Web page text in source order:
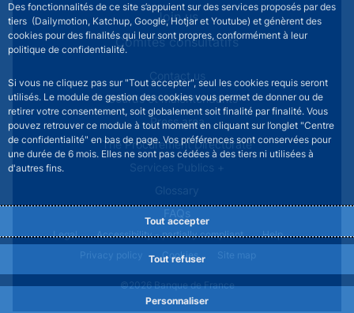
Des fonctionnalités de ce site s’appuient sur des services proposés par des
tiers (Dailymotion, Katchup, Google, Hotjar et Youtube) et génèrent des
cookies pour des finalités qui leur sont propres, conformément à leur
politique de confidentialité.
Si vous ne cliquez pas sur "Tout accepter", seul les cookies requis seront
utilisés. Le module de gestion des cookies vous permet de donner ou de
retirer votre consentement, soit globalement soit finalité par finalité. Vous
pouvez retrouver ce module à tout moment en cliquant sur l’onglet "Centre
de confidentialité" en bas de page. Vos préférences sont conservées pour
une durée de 6 mois. Elles ne sont pas cédées à des tiers ni utilisées à
d'autres fins.
Tout accepter
Tout refuser
Personnaliser
Join us
Comités consultatifs
Footer secondary menuContact us
Sourds et malentendants
Press area
The Procurement Directorate
Services Publics +
Glossary
FAQs
©2026 Banque de France
Footer legal notice menu
Legal Accessibility - partially compliant
Help
Privacy policy
Cookies Site map